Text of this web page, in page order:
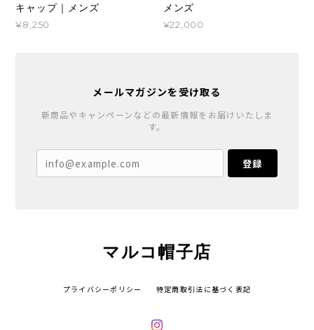
キャップ｜メンズ
¥8,250
メンズ
¥22,000
メールマガジンを受け取る
新商品やキャンペーンなどの最新情報をお届けいたしま
す。
登録
マルコ帽子店
プライバシーポリシー 特定商取引法に基づく表記